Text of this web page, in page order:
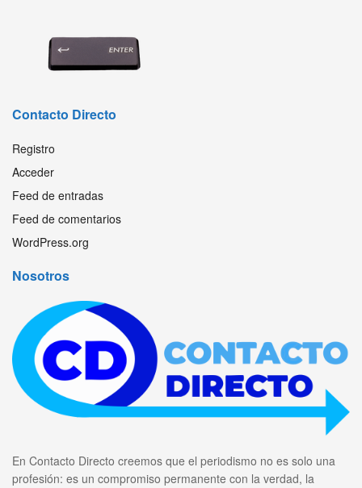
Contacto Directo
Registro
Acceder
Feed de entradas
Feed de comentarios
WordPress.org
Nosotros
En Contacto Directo creemos que el periodismo no es solo una
profesión: es un compromiso permanente con la verdad, la